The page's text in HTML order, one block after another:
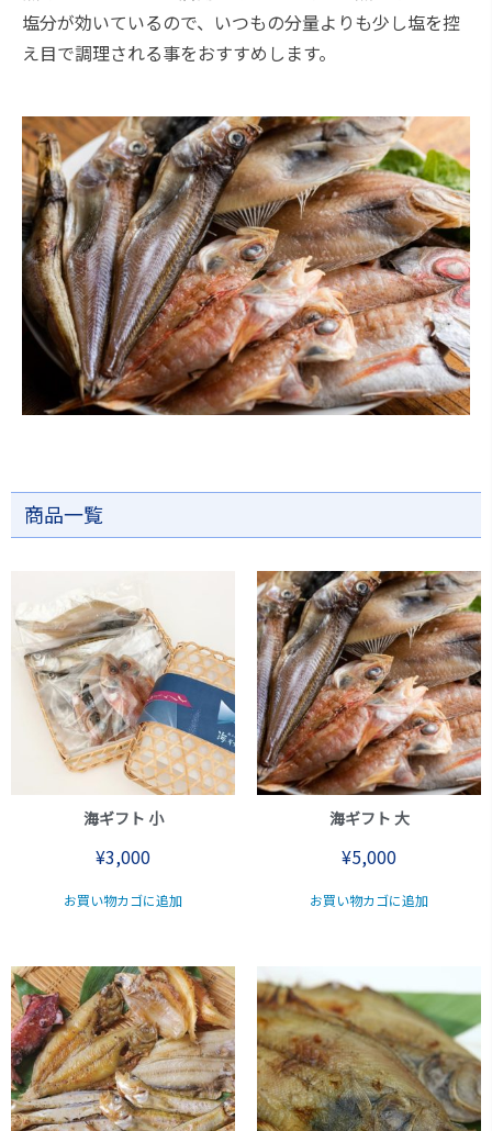
塩分が効いているので、いつもの分量よりも少し塩を控
え目で調理される事をおすすめします。
商品一覧
海ギフト 小
¥3,000
お買い物カゴに追加
海ギフト 大
¥5,000
お買い物カゴに追加